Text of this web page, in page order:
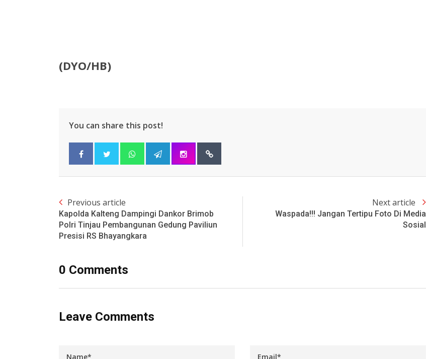
(DYO/HB)
You can share this post!
Previous article
Kapolda Kalteng Dampingi Dankor Brimob
Polri Tinjau Pembangunan Gedung Paviliun
Presisi RS Bhayangkara
Next article
Waspada!!! Jangan Tertipu Foto Di Media
Sosial
0 Comments
Leave Comments